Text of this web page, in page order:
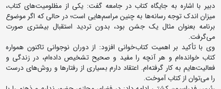
دبیر با اشاره به جایگاه کتاب در جامعه گفت: یکی از مظلومیت‌های کتاب،
میزان اندک توجه رسانه‌ها به چنین مراسم‌هایی است؛ در حالی که اگر موضوع
برنامه بعنوان مثال یک جشن بود، بدون تردید استقبال بیشتری صورت
می‌گرفت.
وی با تأکید بر اهمیت کتاب‌خوانی افزود: از دوران نوجوانی تاکنون همواره
کتاب خوانده‌ام و هر آنچه را مفید و صحیح تشخیص داده‌ام، در زندگی و
فعالیت‌هایم به کار گرفته‌ام. اعتقاد دارم بسیاری از رفتارها و روش‌های درست
را می‌توان از کتاب آموخت.